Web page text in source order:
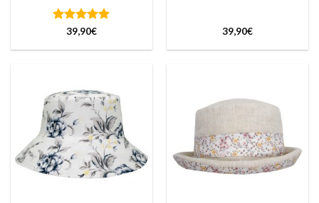
Valutato5
39,90€ 39,90€